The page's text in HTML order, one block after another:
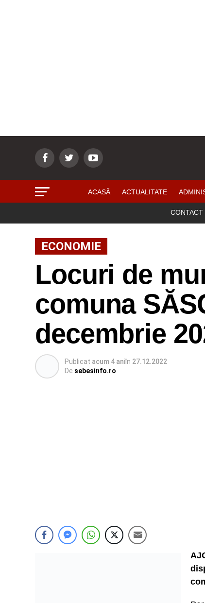
ACASĂ ACTUALITATE
CONTACT
ECONOMIE
Locuri de
comuna
decembrie
Publicat acum 4 aniîn 27.12.2022
De sebesinfo.ro